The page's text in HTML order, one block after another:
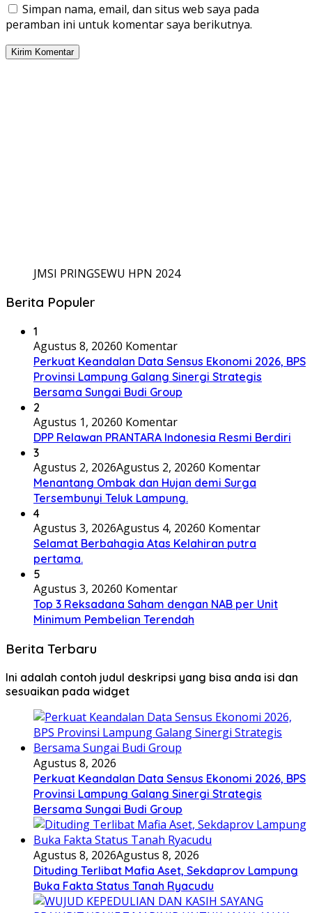
Simpan nama, email, dan situs web saya pada
peramban ini untuk komentar saya berikutnya.
JMSI PRINGSEWU HPN 2024
Berita Populer
1
Agustus 8, 20260 Komentar
Perkuat Keandalan Data Sensus Ekonomi 2026, BPS
Provinsi Lampung Galang Sinergi Strategis
Bersama Sungai Budi Group
2
Agustus 1, 20260 Komentar
DPP Relawan PRANTARA Indonesia Resmi Berdiri
3
Agustus 2, 2026Agustus 2, 20260 Komentar
Menantang Ombak dan Hujan demi Surga
Tersembunyi Teluk Lampung.
4
Agustus 3, 2026Agustus 4, 20260 Komentar
Selamat Berbahagia Atas Kelahiran putra
pertama.
5
Agustus 3, 20260 Komentar
Top 3 Reksadana Saham dengan NAB per Unit
Minimum Pembelian Terendah
Berita Terbaru
Ini adalah contoh judul deskripsi yang bisa anda isi dan
sesuaikan pada widget
Agustus 8, 2026
Perkuat Keandalan Data Sensus Ekonomi 2026, BPS
Provinsi Lampung Galang Sinergi Strategis
Bersama Sungai Budi Group
Agustus 8, 2026Agustus 8, 2026
Dituding Terlibat Mafia Aset, Sekdaprov Lampung
Buka Fakta Status Tanah Ryacudu